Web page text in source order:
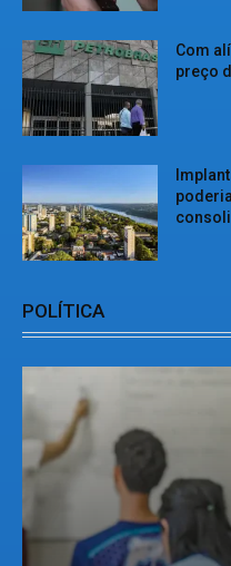
Com
preço
POLÍTICA